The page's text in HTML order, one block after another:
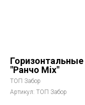
"Ранчо Mix"
ТОП Забор
Артикул: ТОП Забор